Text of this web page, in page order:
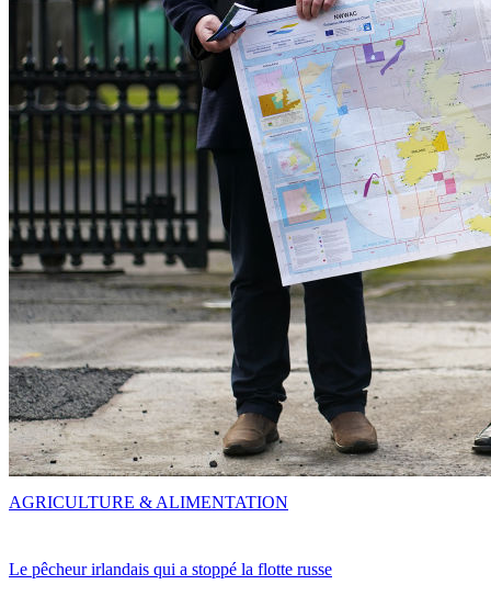
Le pêcheur irlandais qui a stoppé la flotte russe
AGRICULTURE & ALIMENTATION